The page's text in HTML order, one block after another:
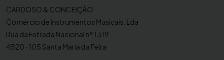
CARDOSO & CONCEIÇÃO
Comércio de Instrumentos Musicais, Lda
Rua da Estrada Nacional nº 1319
4520-105 Santa Maria da Feira